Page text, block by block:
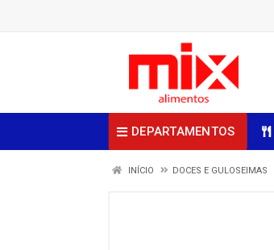
DEPARTAMENTOS
INÍCIO DOCES E GULOSEIMAS